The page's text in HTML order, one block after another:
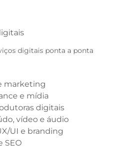
digitais ponta a ponta
marketing
e mídia
digitais
vídeo e áudio
UI e branding
SEO